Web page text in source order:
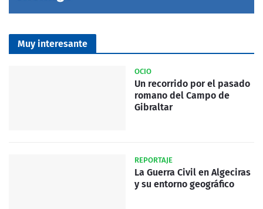
Muy interesante
OCIO
Un recorrido por el pasado
romano del Campo de
Gibraltar
REPORTAJE
La Guerra Civil en Algeciras
y su entorno geográfico